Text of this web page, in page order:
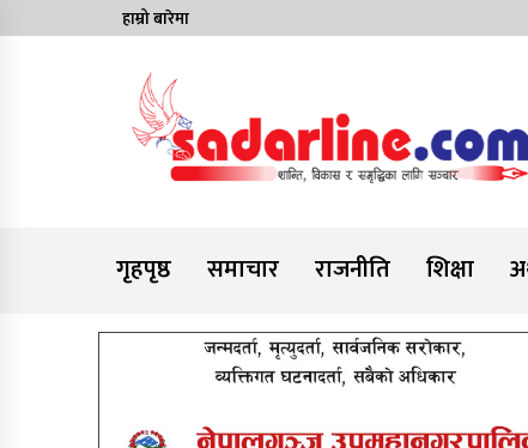
to
हाम्रो बारेमा
गृहपृष्ठ
समाचार राजनीति शिक्षा